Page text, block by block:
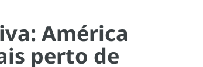
América
perto de